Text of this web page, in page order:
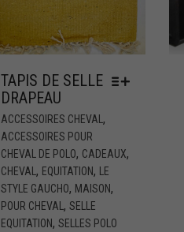
TAPIS DE SELLE
DRAPEAU
ACCESSOIRES CHEVAL ,
ACCESSOIRES POUR
CHEVAL DE POLO, CADEAUX,
CHEVAL , EQUITATION,
LE
STYLE GAUCHO, MAISON,
POUR CHEVAL , SELLE
EQUITATION, SELLES POLO